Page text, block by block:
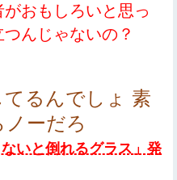
おもしろいと思っ
んじゃないの？
るんでしょ 素
ノーだろ
いと倒れるグラス」発